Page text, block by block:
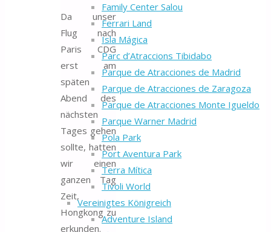
Family Center Salou
Ferrari Land
Isla Mágica
Parc d’Atraccions Tibidabo
Parque de Atracciones de Madrid
Parque de Atracciones de Zaragoza
Parque de Atracciones Monte Igueldo
Parque Warner Madrid
Pola Park
Port Aventura Park
Terra Mítica
Tivoli World
Vereinigtes Königreich
Adventure Island
Da unser
Flug nach
Paris CDG
erst am
späten
Abend des
nächsten
Tages gehen
sollte, hatten
wir einen
ganzen Tag
Zeit,
Hongkong zu
erkunden.